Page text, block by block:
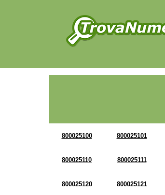
800025100 800025101
800025110 800025111
800025120 800025121